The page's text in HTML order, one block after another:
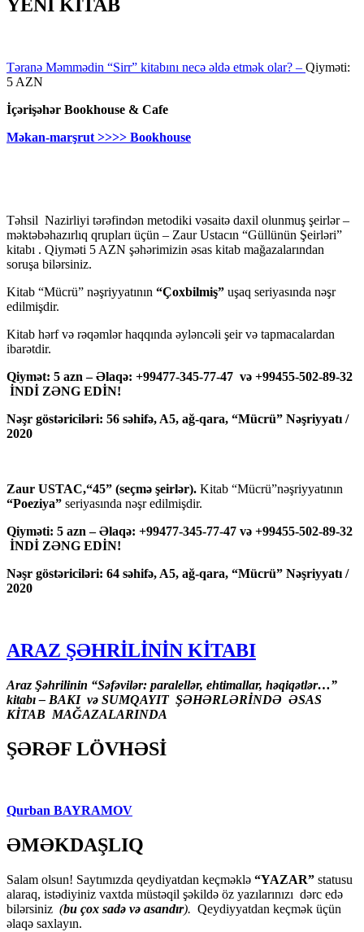
YENİ KİTAB
Təranə Məmmədin “Sirr” kitabını necə əldə etmək olar? – Qiyməti:
5 AZN
İçərişəhər Bookhouse & Cafe
Məkan-marşrut >>>> Bookhouse
Təhsil Nazirliyi tərəfindən metodiki vəsaitə daxil olunmuş şeirlər –
məktəbəhazırlıq qrupları üçün – Zaur Ustacın “Güllünün Şeirləri”
kitabı . Qiyməti 5 AZN şəhərimizin əsas kitab mağazalarından
soruşa bilərsiniz.
Kitab “Mücrü” nəşriyyatının “Çoxbilmiş” uşaq seriyasında nəşr
edilmişdir.
Kitab hərf və rəqəmlər haqqında əyləncəli şeir və tapmacalardan
ibarətdir.
Qiymət: 5 azn – Əlaqə: +99477-345-77-47 və +99455-502-89-32
İNDİ ZƏNG EDİN!
Nəşr göstəriciləri: 56 səhifə, A5, ağ-qara, “Mücrü” Nəşriyyatı /
2020
Zaur USTAC,“45” (seçmə şeirlər). Kitab “Mücrü”nəşriyyatının
“Poeziya” seriyasında nəşr edilmişdir.
Qiyməti: 5 azn – Əlaqə: +99477-345-77-47 və +99455-502-89-32
İNDİ ZƏNG EDİN!
Nəşr göstəriciləri: 64 səhifə, A5, ağ-qara, “Mücrü” Nəşriyyatı /
2020
ARAZ ŞƏHRİLİNİN KİTABI
Araz Şəhrilinin “Səfəvilər: paralellər, ehtimallar, həqiqətlər…”
kitabı – BAKI və SUMQAYIT ŞƏHƏRLƏRİNDƏ ƏSAS
KİTAB MAĞAZALARINDA
ŞƏRƏF LÖVHƏSİ
Qurban BAYRAMOV
ƏMƏKDAŞLIQ
Salam olsun! Saytımızda qeydiyatdan keçməklə “YAZAR” statusu
alaraq, istədiyiniz vaxtda müstəqil şəkildə öz yazılarınızı dərc edə
bilərsiniz (bu çox sadə və asandır). Qeydiyyatdan keçmək üçün
əlaqə saxlayın.